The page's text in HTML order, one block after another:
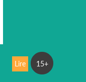
Lire 15+